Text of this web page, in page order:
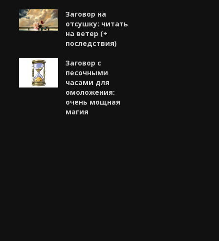
Заговор на
отсушку: читать
на ветер (+
последствия)
Заговор с
песочными
часами для
омоложения:
очень мощная
магия